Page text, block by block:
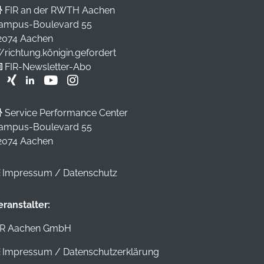
FIR an der RWTH Aachen
Boulevard 55
Aachen
FIR-Newsletter-Abo
Service Performance Center
Boulevard 55
Aachen
Impressum / Datenschutz
Aachen GmbH
Impressum / Datenschutzerklärung